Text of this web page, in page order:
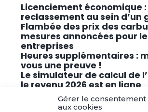
Gérer le consentement
aux cookies
Licenciement économique :
reclassement au sein d’un
Flambée des prix des
mesures annoncées pour
entreprises
Heures supplémentaires :
vous une preuve !
Le simulateur de calcul de
le revenu 2026 est en ligne
Promouvoir des solutions de
cybersécurité conformes au